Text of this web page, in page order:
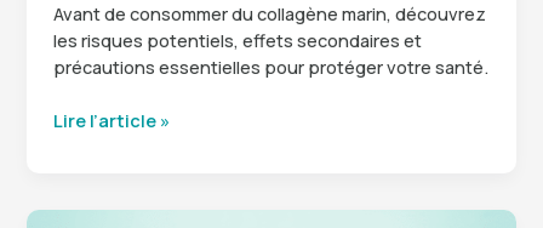
Avant de consommer du collagène marin, découvrez
les risques potentiels, effets secondaires et
précautions essentielles pour protéger votre santé.
Collagène
Lire l’article »